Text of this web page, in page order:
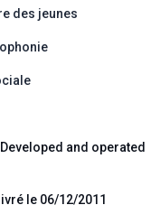
des jeunes
and operated
le 06/12/2011